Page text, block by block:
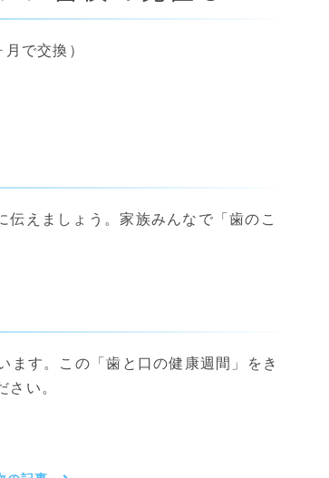
で交換）
えましょう。家族みんなで「歯のこ
ます。この「歯と口の健康週間」をき
さい。